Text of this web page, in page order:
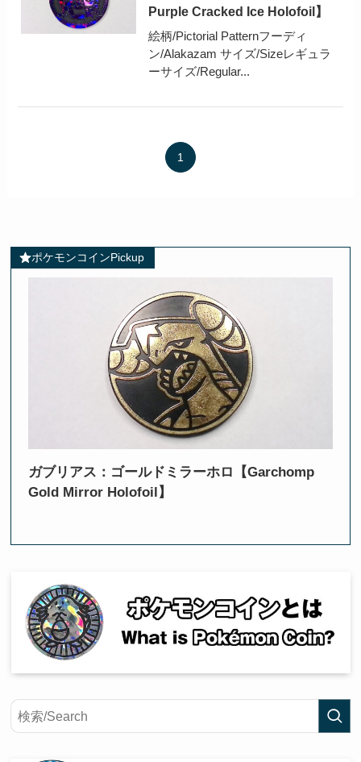
Purple Cracked Ice Holofoil】
絵柄/Pictorial Patternフーディ
ン/Alakazam サイズ/Sizeレギュラ
ーサイズ/Regular...
1
ポケモンコインPickup
ガブリアス：ゴールドミラーホロ【Garchomp
Gold Mirror Holofoil】